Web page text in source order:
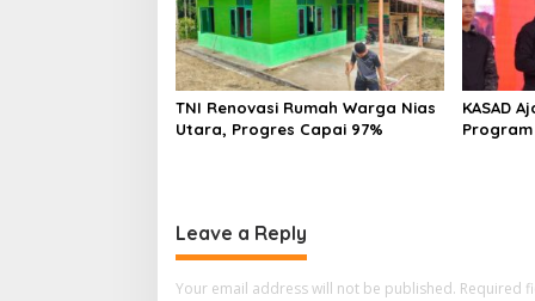
TNI Renovasi Rumah Warga Nias
Utara, Progres Capai 97%
KASAD
Leave a Reply
Your email address will not be published. Required